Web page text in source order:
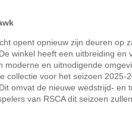
opent opnieuw zijn deuren op
winkel heeft een uitbreiding en
moderne en uitnodigende
collectie voor het seizoen 2025-
omvat de nieuwe wedstrijd- en
van RSCA dit seizoen